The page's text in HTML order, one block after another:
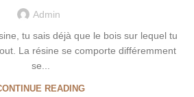
Admin
tu sais déjà que le bois sur lequel tu
La résine se comporte différemment
se...
READING